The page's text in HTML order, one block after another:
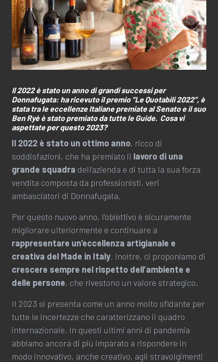
Il 2022 è stato un anno di grandi successi per
Donnafugata: ha ricevuto il premio “Le Quotabili 2022”, è
stata tra le eccellenze Italiane premiate al Senato e il suo
Ben Ryè è stato premiato da tutte le Guide. Cosa vi
aspettate per questo 2023?
Il 2022 è stato un ottimo anno, ricco di
soddisfazioni, che ha premiato il lavoro di una
grande squadra dell’azienda e di tutta la sua forza
vendita composta da professionisti, veri
ambasciatori di Donnafugata.
Per questo nuovo anno, l’obiettivo è sicuramente
migliorare ulteriormente e continuare a
rappresentare un’eccellenza artigianale e
creativa del Made in Italy. Inoltre, ci proponiamo di
crescere sempre nel rispetto dell’ambiente e
delle persone, che rivestono un valore strategico.
Il 2023 si presenta come un anno molto sfidante per
tutte le incertezze che caratterizzano il quadro
internazionale. In questi ultimi anni di pandemia
abbiamo ancora di più imparato a rispondere in
modo innovativo, anche creativo, agli stravolgimenti